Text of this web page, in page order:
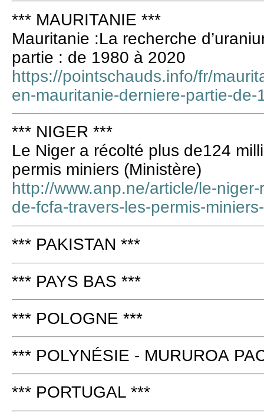
*** MAURITANIE ***
Mauritanie :La recherche
partie : de 1980 à 2020
https://pointschauds.info/fr/
en-mauritanie-derniere-partie-de-
*** NIGER ***
Le Niger a récolté plus de124
permis miniers (Ministère)
http://www.anp.ne/article/le-
de-fcfa-travers-les-permis-
*** PAKISTAN ***
*** PAYS BAS ***
*** POLOGNE ***
*** POLYNÉSIE - MURUROA
*** PORTUGAL ***